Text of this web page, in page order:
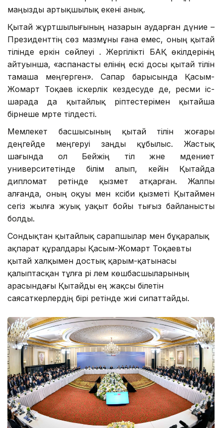
маңызды артықшылық екені анық.
Қытай жұртшылығының назарын аударған дүние –
Президенттің сөз мазмұны ғана емес, оның қытай
тілінде еркін сөйлеуі . Жергілікті БАҚ өкілдерінің
айтуынша, «аспанасты елінің ескі досы қытай тілін
тамаша меңгерген». Сапар барысында Қасым-
Жомарт Тоқаев іскерлік кездесуде де, ресми іс-
шарада да қытайлық әріптестерімен қытайша
бірнеше мәрте тілдесті.
Мемлекет басшысының қытай тілін жоғары
деңгейде меңгеруі заңды құбылыс. Жастық
шағында ол Бейжің тіл және мәдениет
университетінде білім алып, кейін Қытайда
дипломат ретінде қызмет атқарған. Жалпы
алғанда, оның оқуы мен кәсіби қызметі Қытаймен
сегіз жылға жуық уақыт бойы тығыз байланысты
болды.
Сондықтан қытайлық сарапшылар мен бұқаралық
ақпарат құралдары Қасым-Жомарт Тоқаевты
қытай халқымен достық қарым-қатынасы
қалыптасқан тұлға әрі әлем көшбасшыларының
арасындағы Қытайды ең жақсы білетін
саясаткерлердің бірі ретінде жиі сипаттайды.